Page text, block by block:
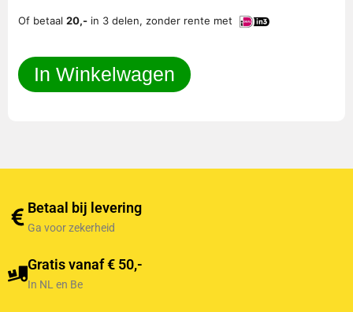
Of betaal 20,-in 3 delen, zonder rente met
In Winkelwagen
Betaal bij levering
Ga voor zekerheid
Gratis vanaf € 50,-
In NL en Be